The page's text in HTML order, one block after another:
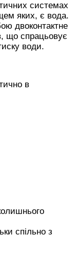
системах
яких, є вода.
двоконтактне
що спрацьовує
води.
в
спільно з